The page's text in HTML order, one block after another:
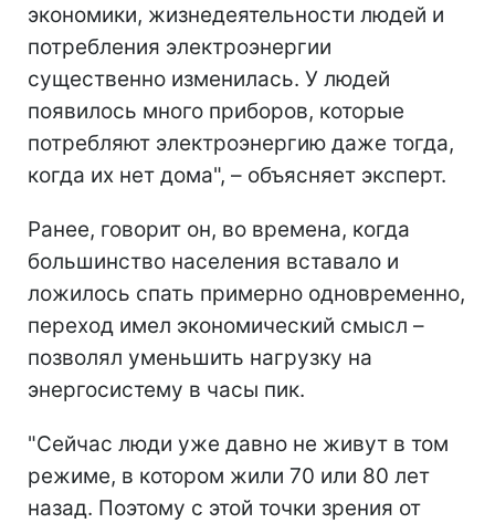
экономики, жизнедеятельности людей и
потребления электроэнергии
существенно изменилась. У людей
появилось много приборов, которые
потребляют электроэнергию даже тогда,
когда их нет дома", – объясняет эксперт.
Ранее, говорит он, во времена, когда
большинство населения вставало и
ложилось спать примерно одновременно,
переход имел экономический смысл –
позволял уменьшить нагрузку на
энергосистему в часы пик.
"Сейчас люди уже давно не живут в том
режиме, в котором жили 70 или 80 лет
назад. Поэтому с этой точки зрения от